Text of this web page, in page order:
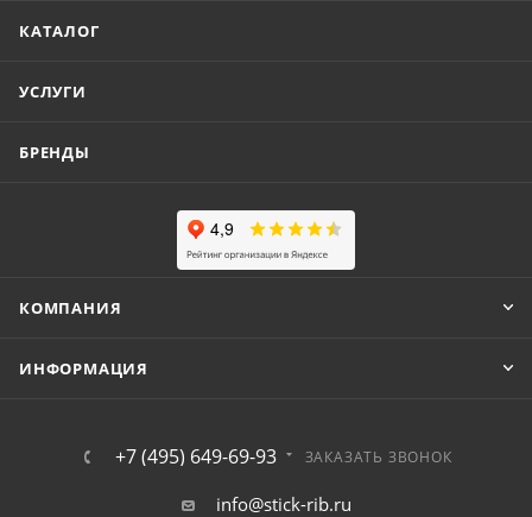
КАТАЛОГ
УСЛУГИ
БРЕНДЫ
КОМПАНИЯ
ИНФОРМАЦИЯ
+7 (495) 649-69-93 ЗАКАЗАТЬ ЗВОНОК
info@stick-rib.ru